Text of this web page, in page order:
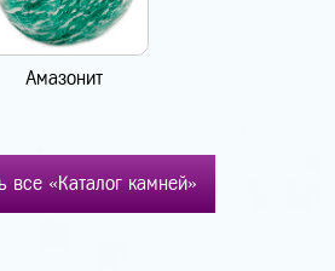
Амазонит
все «Каталог камней»